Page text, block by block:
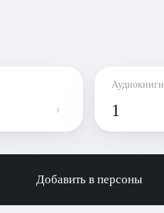
Аудиокниги
1
Добавить в персоны